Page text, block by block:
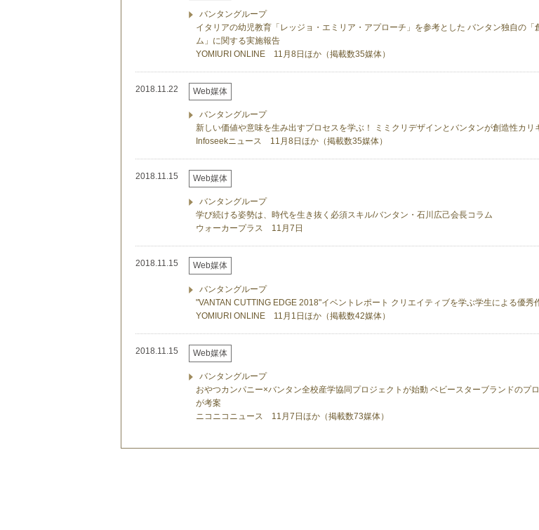
バンタングループ
イタリアの幼児教育「レッジョ・エミリア・アプローチ」を参考とした バンタン独自の「
ム」に関する実施報告
YOMIURI ONLINE 11月8日ほか（掲載数35媒体）
2018.11.22 Web媒体
バンタングループ
新しい価値や意味を生み出すプロセスを学ぶ！ ミミクリデザインとバンタンが創造性カリ
Infoseekニュース 11月8日ほか（掲載数35媒体）
2018.11.15 Web媒体
バンタングループ
学び続ける姿勢は、時代を生き抜く必須スキル/バンタン・石川広己会長コラム
ウォーカープラス 11月7日
2018.11.15 Web媒体
バンタングループ
"VANTAN CUTTING EDGE 2018"イベントレポート クリエイティブを学ぶ学生による優秀
YOMIURI ONLINE 11月1日ほか（掲載数42媒体）
2018.11.15 Web媒体
バンタングループ
おやつカンパニー×バンタン全校産学協同プロジェクトが始動 ベビースターブランドのプ
が考案
ニコニコニュース 11月7日ほか（掲載数73媒体）